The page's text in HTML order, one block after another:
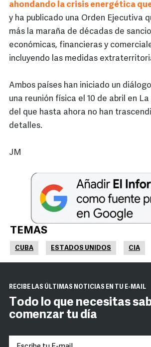
ahondando la crisis energética
y ha publicado una Orden Ejecutiva
más la maraña de décadas de
económicas, financieras y
incluyendo las medidas
Ambos países han iniciado un
una reunión física el 10 de abril en
del que hasta ahora no han
detalles.
JM
TEMAS
CUBA ESTADOS UNIDOS CIA
RECIBE LAS ÚLTIMAS NOTICIAS EN TU E-MAIL
Todo lo que necesitas
comenzar tu día